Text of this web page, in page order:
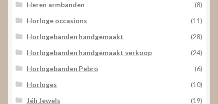
Heren armbanden
(8)
Horloge occasions
(11)
Horlogebanden handgemaakt
(28)
Horlogebanden handgemaakt verkoop
(24)
Horlogebanden Pebro
(6)
Horloges
(10)
Jéh Jewels
(19)